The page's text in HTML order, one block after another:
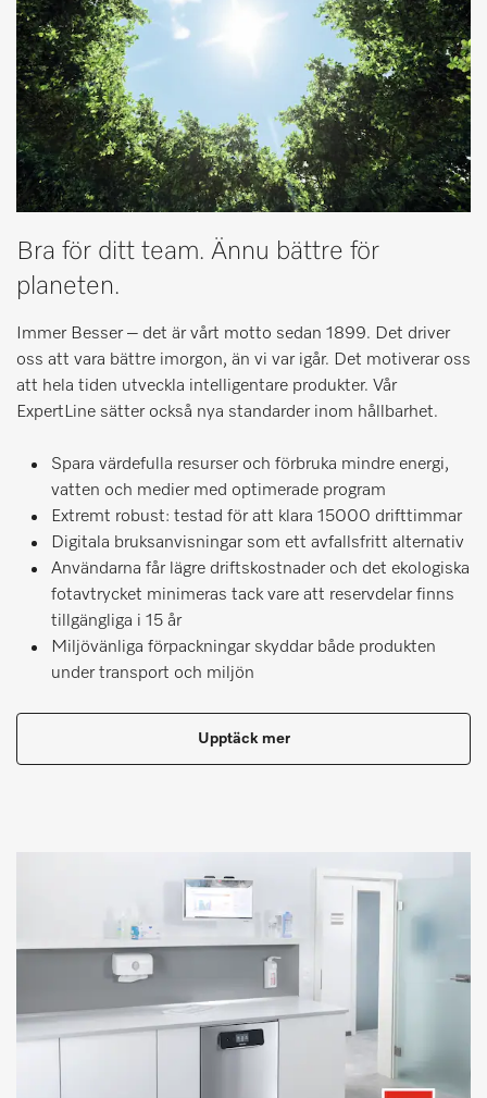
Bra för ditt team. Ännu bättre för
planeten.
Immer Besser – det är vårt motto sedan 1899. Det driver
oss att vara bättre imorgon, än vi var igår. Det motiverar oss
att hela tiden utveckla intelligentare produkter. Vår
ExpertLine sätter också nya standarder inom hållbarhet.
Spara värdefulla resurser och förbruka mindre energi,
vatten och medier med optimerade program
Extremt robust: testad för att klara 15000 drifttimmar
Digitala bruksanvisningar som ett avfallsfritt alternativ
Användarna får lägre driftskostnader och det ekologiska
fotavtrycket minimeras tack vare att reservdelar finns
tillgängliga i 15 år
Miljövänliga förpackningar skyddar både produkten
under transport och miljön
Upptäck mer